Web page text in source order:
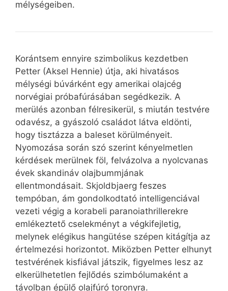
mélységeiben.
Korántsem ennyire szimbolikus kezdetben
Petter (Aksel Hennie) útja, aki hivatásos
mélységi búvárként egy amerikai olajcég
norvégiai próbafúrásában segédkezik. A
merülés azonban félresikerül, s miután testvére
odavész, a gyászoló családot látva eldönti,
hogy tisztázza a baleset körülményeit.
Nyomozása során szó szerint kényelmetlen
kérdések merülnek föl, felvázolva a nyolcvanas
évek skandináv olajbummjának
ellentmondásait. Skjoldbjaerg feszes
tempóban, ám gondolkodtató intelligenciával
vezeti végig a korabeli paranoiathrillerekre
emlékeztető cselekményt a végkifejletig,
melynek elégikus hangütése szépen kitágítja az
értelmezési horizontot. Miközben Petter elhunyt
testvérének kisfiával játszik, figyelmes lesz az
elkerülhetetlen fejlődés szimbólumaként a
távolban épülő olajfúró toronyra.